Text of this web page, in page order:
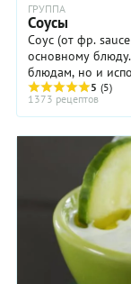
ГРУППА
Соусы
Соус (от фр.
основному
блюдам, но и
есть брезеруют
5 (5)
1373 рецептов